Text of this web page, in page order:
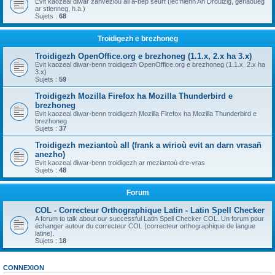
ar stlenneg, h.a.)
Sujets : 68
Troidigezh e brezhoneg
Troidigezh OpenOffice.org e brezhoneg (1.1.x, 2.x ha 3.x)
Evit kaozeal diwar-benn troidigezh OpenOffice.org e brezhoneg (1.1.x, 2.x ha
3.x)
Sujets : 59
Troidigezh Mozilla Firefox ha Mozilla Thunderbird e
brezhoneg
Evit kaozeal diwar-benn troidigezh Mozilla Firefox ha Mozilla Thunderbird e
brezhoneg
Sujets : 37
Troidigezh meziantoù all (frank a wirioù evit an darn vrasañ
anezho)
Evit kaozeal diwar-benn troidigezh ar meziantoù dre-vras
Sujets : 48
Forum
COL - Correcteur Orthographique Latin - Latin Spell Checker
A forum to talk about our successful Latin Spell Checker COL. Un forum pour
échanger autour du correcteur COL (correcteur orthographique de langue
latine).
Sujets : 18
CONNEXION